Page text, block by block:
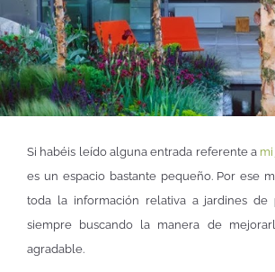
Si habéis leído alguna entrada referente a
es un espacio bastante pequeño. Por ese
toda la información relativa a jardines de
siempre buscando la manera de
agradable.